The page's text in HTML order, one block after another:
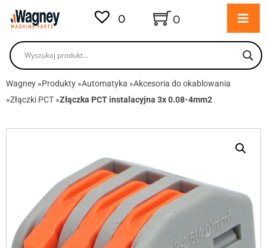
0 0
Wagney »Produkty »Automatyka »Akcesoria do okablowania
»Złączki PCT »Złączka PCT instalacyjna 3x 0.08-4mm2